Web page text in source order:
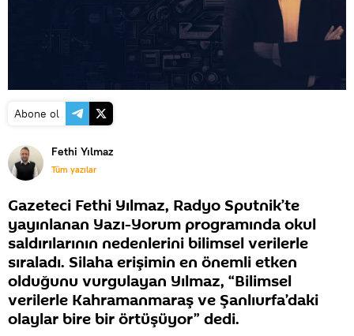
Abone ol
Fethi Yılmaz
Tüm yazılar
Gazeteci Fethi Yılmaz, Radyo Sputnik’te
yayınlanan Yazı-Yorum programında okul
saldırılarının nedenlerini bilimsel verilerle
sıraladı. Silaha erişimin en önemli etken
olduğunu vurgulayan Yılmaz, “Bilimsel
verilerle Kahramanmaraş ve Şanlıurfa’daki
olaylar bire bir örtüşüyor” dedi.